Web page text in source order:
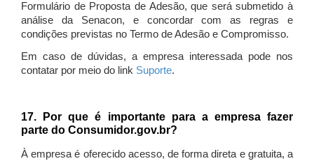
Formulário de Proposta de Adesão, que será submetido à
análise da Senacon, e concordar com as regras e
condições previstas no Termo de Adesão e Compromisso.
Em caso de dúvidas, a empresa interessada pode nos
contatar por meio do link Suporte.
17. Por que é importante para a empresa fazer
parte do Consumidor.gov.br?
À empresa é oferecido acesso, de forma direta e gratuita, a